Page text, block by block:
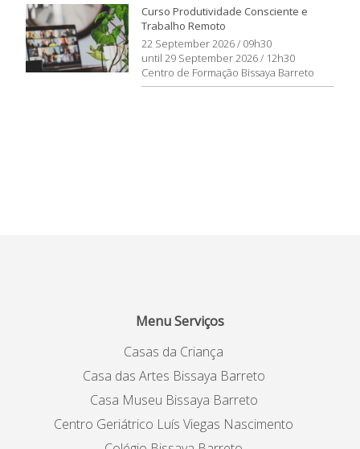
Curso Produtividade Consciente e
Trabalho Remoto
22 September 2026 / 09h30
until 29 September 2026 / 12h30
Centro de Formação Bissaya Barreto
Menu Serviços
Casas da Criança
Casa das Artes Bissaya Barreto
Casa Museu Bissaya Barreto
Centro Geriátrico Luís Viegas Nascimento